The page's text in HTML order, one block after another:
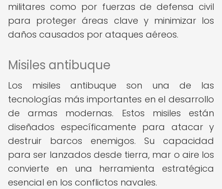
militares como por fuerzas de defensa civil
para proteger áreas clave y minimizar los
daños causados por ataques aéreos.
Misiles antibuque
Los misiles antibuque son una de las
tecnologías más importantes en el desarrollo
de armas modernas. Estos misiles están
diseñados específicamente para atacar y
destruir barcos enemigos. Su capacidad
para ser lanzados desde tierra, mar o aire los
convierte en una herramienta estratégica
esencial en los conflictos navales.